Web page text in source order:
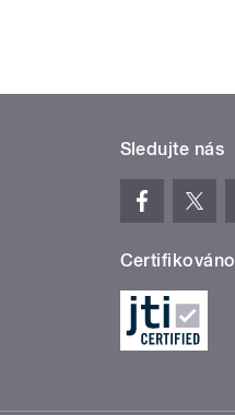
Sledujte nás
Certifikováno